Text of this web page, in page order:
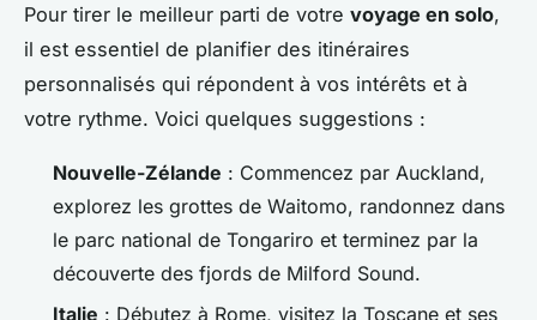
Pour tirer le meilleur parti de votre voyage en solo,
il est essentiel de planifier des itinéraires
personnalisés qui répondent à vos intérêts et à
votre rythme. Voici quelques suggestions :
Nouvelle-Zélande : Commencez par Auckland,
explorez les grottes de Waitomo, randonnez dans
le parc national de Tongariro et terminez par la
découverte des fjords de Milford Sound.
Italie : Débutez à Rome, visitez la Toscane et ses